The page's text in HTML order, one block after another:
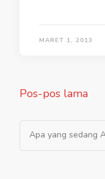
MARET 1, 2013
Navigasi
Pos-pos lama
Mencari Sesuatu?